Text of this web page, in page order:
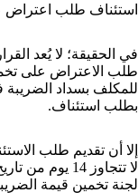
استئناف طلب اعتراض
في الحقيقة؛ لا يُعد
طلب الاعتراض على
للمكلف بسداد الضريبة
بطلب استئناف.
إلا أن تقديم طلب
لا تتجاوز 14
لجنة تخمين قيمة